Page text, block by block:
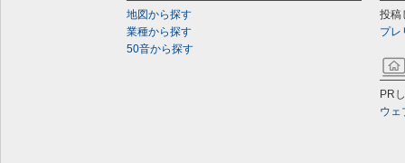
地図から探す
業種から探す
50音から探す
投稿
プレ
PR
ウェ